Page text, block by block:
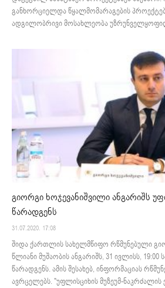
განხორციელდა წყალმომარაგების
ადგილობრივი მოსახლეობა
გიორგი ხოჯევანიშვილი ანგარიშს
წარადგენს
31.07.2020. 17:08
შიდა ქართლის სახელმწიფო რწმუნებული
წლიანი მუშაობის ანგარიშს, 31 ივლისს, 19:00
წარადგენს. ამის შესახებ, ინფორმაციას
ავრცელებს. "უფლისციხის მუზეუმ-ნაკრძალის